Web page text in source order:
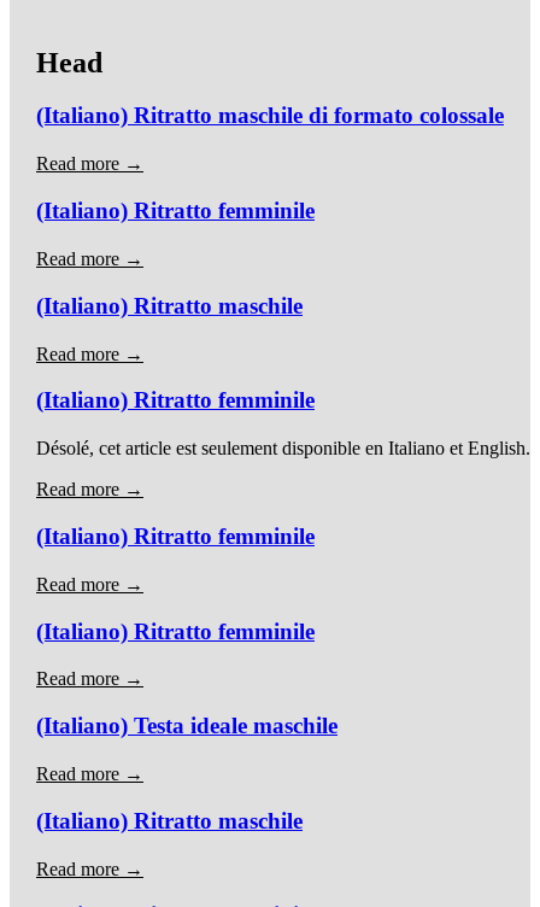
Head
(Italiano) Ritratto maschile di formato colossale
Read more →
(Italiano) Ritratto femminile
Read more →
(Italiano) Ritratto maschile
Read more →
(Italiano) Ritratto femminile
Désolé, cet article est seulement disponible en Italiano et English.
Read more →
(Italiano) Ritratto femminile
Read more →
(Italiano) Ritratto femminile
Read more →
(Italiano) Testa ideale maschile
Read more →
(Italiano) Ritratto maschile
Read more →